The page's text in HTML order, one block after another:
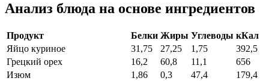
Анализ блюда на основе ингредиентов
Продукт Белки Жиры Углеводы кКал
Яйцо куриное
31,75 27,25 1,75
392,5
Грецкий орех
16,2 60,8 11,1
656
Изюм
1,86 0,3 47,4
179,4